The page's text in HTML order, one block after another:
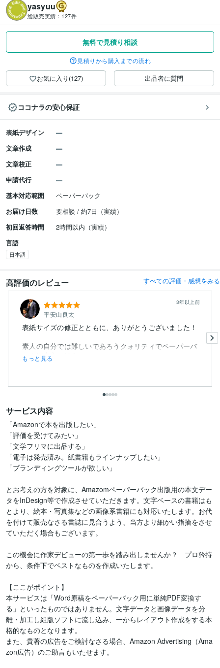
yasyuu
総販売実績： 127件
無料で見積り相談
見積りから購入までの流れ
お気に入り(127) 出品者に質問
ココナラの安心保証
表紙デザイン
文章作成
文章校正
申請代行
基本対応範囲
ペーパーバック
お届け日数
要相談 / 約7日（実績）
初回返答時間
2時間以内（実績）
言語
日本語
高評価のレビュー すべての評価・感想をみる
平安山良太
3年以上前
表紙サイズの修正とともに、ありがとうございました！
素人の自分では難しいであろうクォリティでペーパーバ
ック用本文に組み...
もっと見る
サービス内容
「Amazonで本を出版したい」
「評価を受けてみたい」
「文学フリマに出品する」
「電子は発売済み。紙書籍もラインナップしたい」
「ブランディングツールが欲しい」
とお考えの方を対象に、Amazomペーパーバック出版用の本文デー
タをInDesign等で作成させていただきます。文字ベースの書籍はも
とより、絵本・写真集などの画像系書籍にも対応いたします。お代
を付けて販売なさる書誌に見合うよう、当方より細かい指摘をさせ
ていただく場合もございます。
この機会に作家デビューの第一歩を踏み出しませんか？　プロ矜持
から、条件下でベストなものを作成いたします。
【ここがポイント】
本サービスは「Word原稿をペーパーバック用に単純PDF変換す
る」といったものではありません。文字データと画像データを分
離・加工し組版ソフトに流し込み、一からレイアウト作成をする本
格的なものとなります。
また、貴著の広告をご検討なさる場合、Amazon Advertising（Ama
zon広告）のご助言もいたせます。